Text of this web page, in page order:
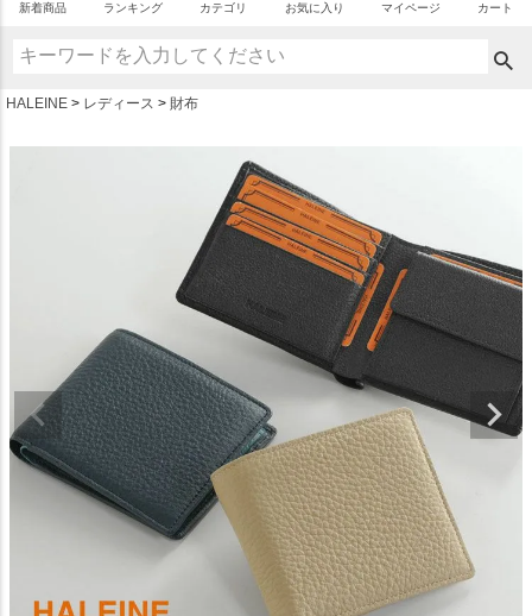
新着商品 ランキング カテゴリ お気に入り マイページ カート
HALEINE レディース 財布